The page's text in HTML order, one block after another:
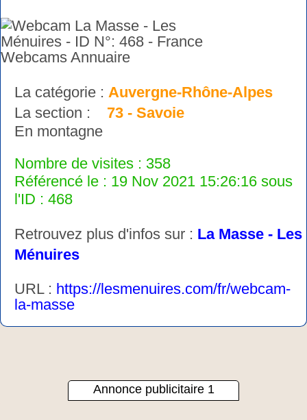
La catégorie : Auvergne-Rhône-Alpes
La section : 73 - Savoie
En montagne
Nombre de visites : 358
Référencé le : 19 Nov 2021 15:26:16 sous
l'ID : 468
Retrouvez plus d'infos sur : La Masse - Les
Ménuires
URL : https://lesmenuires.com/fr/webcam-
la-masse
Annonce publicitaire 1